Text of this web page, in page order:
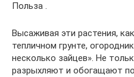
Польза .
Высаживая эти растения,
тепличном грунте,
несколько зайцев». Не
разрыхляют и обогащают